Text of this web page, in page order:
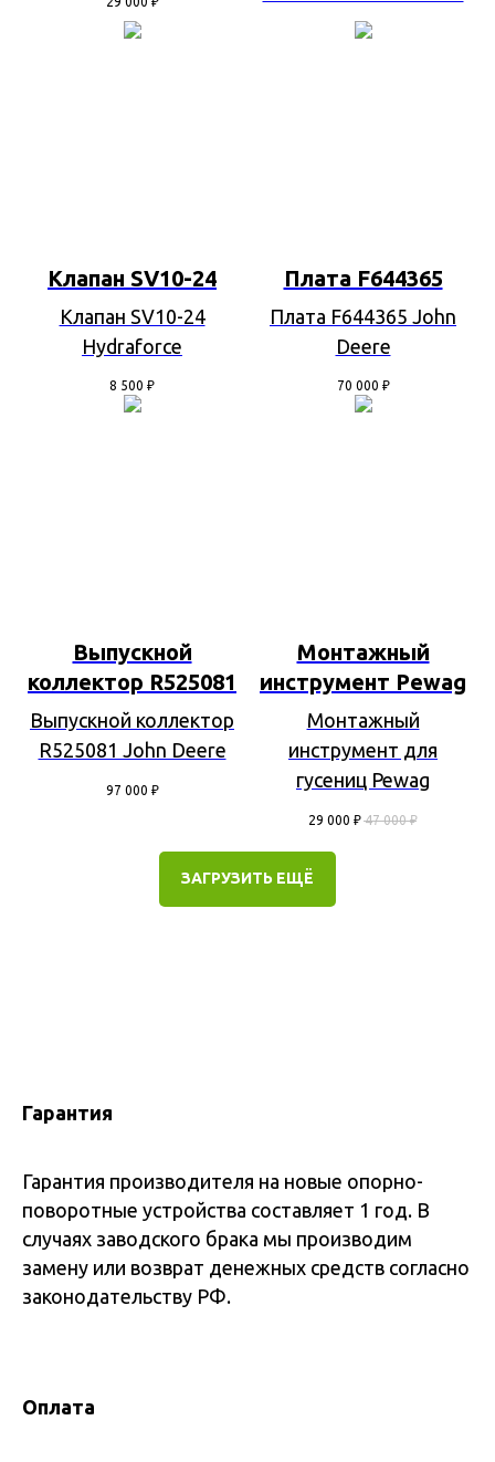
Клапан SV10-24
Клапан SV10-24
Hydraforce
8 500 ₽
Плата F644365
Плата F644365 John
Deere
70 000 ₽
Выпускной
коллектор R525081
Выпускной коллектор
R525081 John Deere
97 000 ₽
Монтажный
инструмент Pewag
Монтажный
инструмент для
гусениц Pewag
29 000 ₽ 47 000 ₽
ЗАГРУЗИТЬ ЕЩЁ
Гарантия
Гарантия производителя на новые опорно-
поворотные устройства составляет 1 год. В
случаях заводского брака мы производим
замену или возврат денежных средств согласно
законодательству РФ.
Оплата